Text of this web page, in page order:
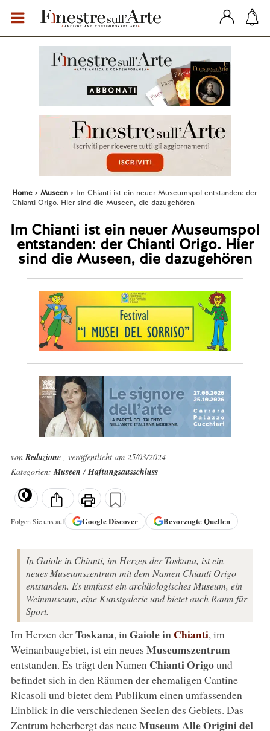
Home Museen
Im Chianti ist ein neuer Museumspol entstanden: der
Chianti Origo. Hier sind die Museen, die dazugehören
Im Chianti ist ein neuer Museumspol
entstanden: der Chianti Origo. Hier
sind die Museen, die dazugehören
vonRedazione , veröffentlicht am 25/03/2024
Kategorien:Museen/Haftungsausschluss
Folgen Sie uns auf GoogleDiscover Bevorzugte Quellen
In Gaiole in Chianti, im Herzen der Toskana, ist ein
neues Museumszentrum mit dem Namen Chianti Origo
entstanden. Es umfasst ein archäologisches Museum, ein
Weinmuseum, eine Kunstgalerie und bietet auch Raum für
Sport.
Im Herzen derToskana, in Gaiole inChianti, im
Weinanbaugebiet, ist ein neues Museumszentrum
entstanden. Es trägt den Namen Chianti Origound
befindet sich in den Räumen der ehemaligen Cantine
Ricasoli und bietet dem Publikum einen umfassenden
Einblick in die verschiedenen Seelen des Gebiets. Das
Zentrum beherbergt das neueMuseum Alle Origini del